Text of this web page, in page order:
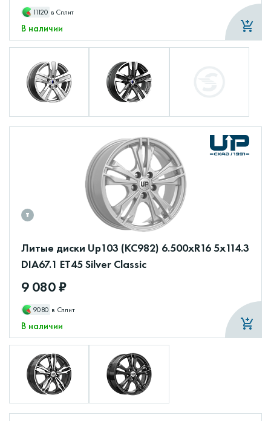
11120 в Сплит
В наличии
Литые диски Up103 (КС982) 6.500xR16 5x114.3
DIA67.1 ET45 Silver Classic
9 080 ₽
9080 в Сплит
В наличии